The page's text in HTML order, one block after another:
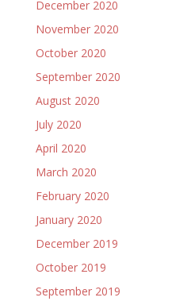
December 2020
November 2020
October 2020
September 2020
August 2020
July 2020
April 2020
March 2020
February 2020
January 2020
December 2019
October 2019
September 2019